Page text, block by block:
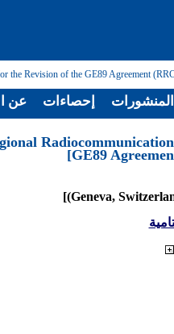
GE89
عن إحصاءات المنشورات